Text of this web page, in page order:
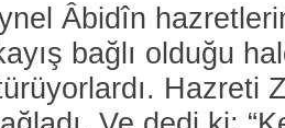
Âbidîn
bağlı olduğu
Hazreti